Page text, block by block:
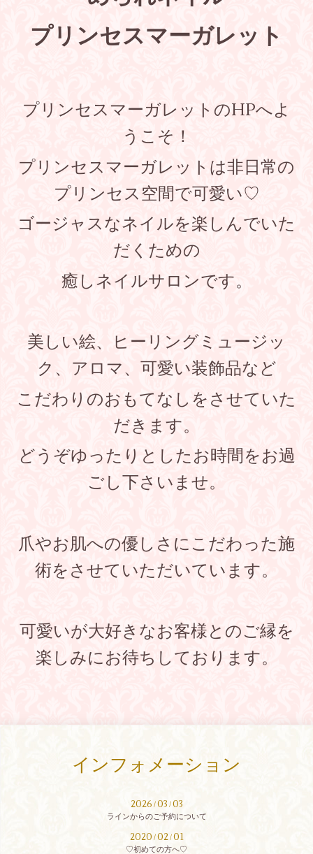
プリンセスマーガレット
プリンセスマーガレットのHPへよ
うこそ！
プリンセスマーガレットは非日常の
プリンセス空間で可愛い♡
ゴージャスなネイルを楽しんでいた
だくための
癒しネイルサロンです。
美しい絵、ヒーリングミュージッ
ク、アロマ、可愛い装飾品など
こだわりのおもてなしをさせていた
だきます。
どうぞゆったりとしたお時間をお過
ごし下さいませ。
爪やお肌への優しさにこだわった施
術をさせていただいています。
可愛いが大好きなお客様とのご縁を
楽しみにお待ちしております。
インフォメーション
2026 /03 /03
ラインからのご予約について
2020 /02/01
♡初めての方へ♡